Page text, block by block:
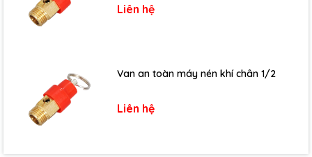
Liên hệ
Van an toàn máy nén khí chân 1/2
Liên hệ